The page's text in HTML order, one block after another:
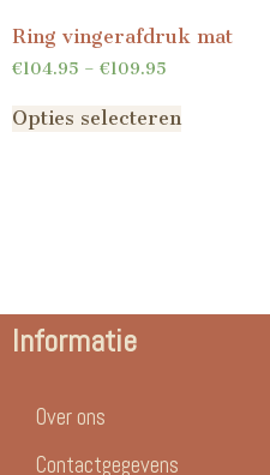
Ring vingerafdruk mat
€104.95 – €109.95
Opties selecteren
Informatie
Over ons
Contactgegevens